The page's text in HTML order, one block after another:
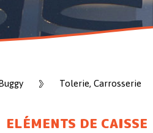
Tolerie, Carrosserie
ELÉMENTS DE CAISSE